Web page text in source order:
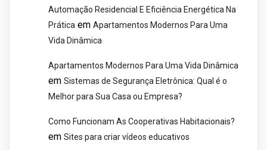
Automação Residencial E Eficiência Energética Na
Prática em Apartamentos Modernos Para Uma
Vida Dinâmica
Apartamentos Modernos Para Uma Vida Dinâmica
em Sistemas de Segurança Eletrônica: Qual é o
Melhor para Sua Casa ou Empresa?
Como Funcionam As Cooperativas Habitacionais?
em Sites para criar vídeos educativos